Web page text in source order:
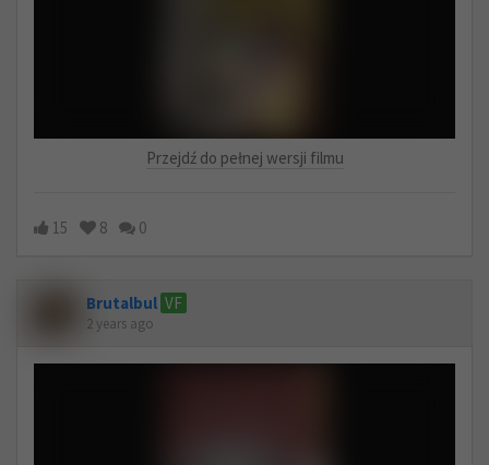
Przejdź do pełnej wersji filmu
15 8 0
Brutalbul VF
2 years ago